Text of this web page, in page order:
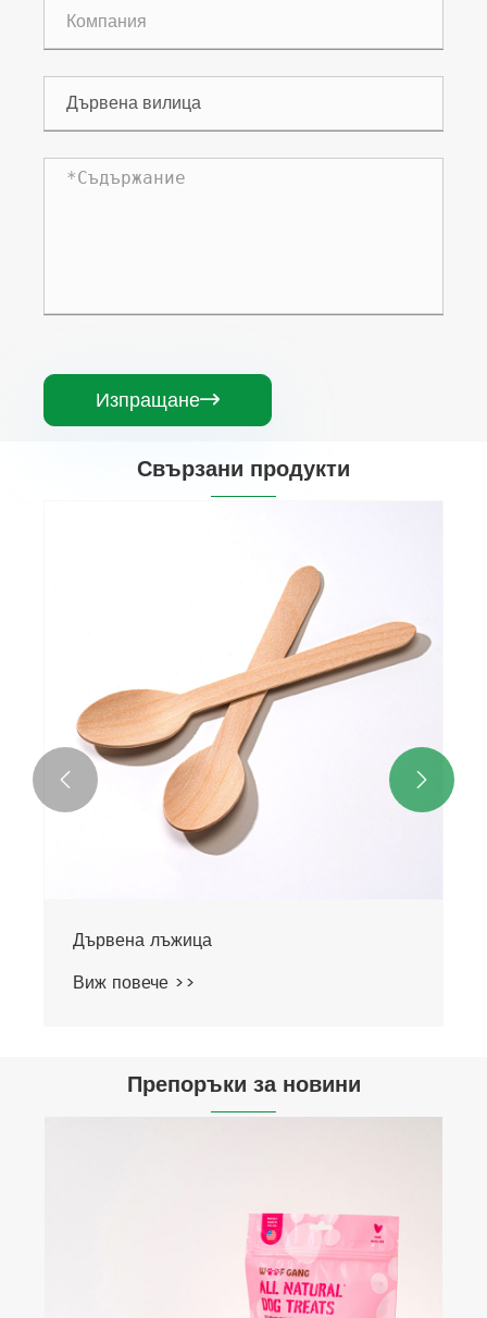
Изпращане
Свързани продукти
Дървен нож
Виж повече >>
 
Препоръки за новини